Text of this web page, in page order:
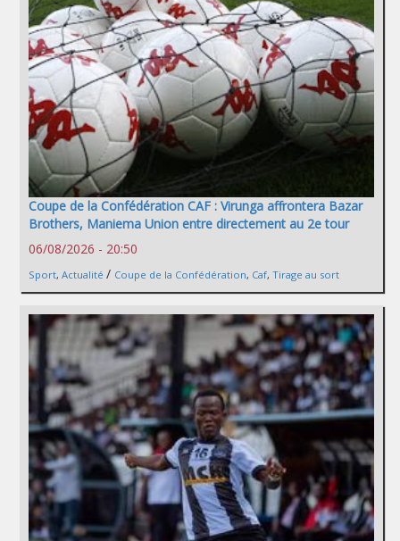
Coupe de la Confédération CAF : Virunga affrontera Bazar
Brothers, Maniema Union entre directement au 2e tour
06/08/2026 - 20:50
Sport, Actualité / Coupe de la Confédération, Caf, Tirage au sort